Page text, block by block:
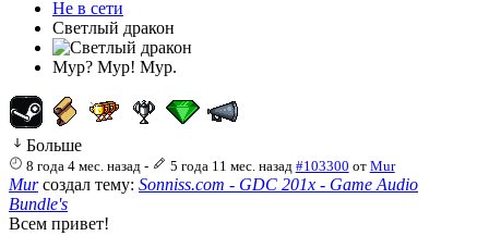
Не в сети
Светлый дракон
Мур? Мур! Мур.
Больше
8 года 4 мес. назад - 5 года 11 мес. назад #103300 от Mur
Murсоздал тему: Sonniss.com - GDC 201x - Game Audio
Bundle's
Всем привет!